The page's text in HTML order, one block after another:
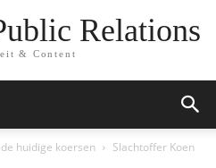
Relations
& Content
huidige koersen
Slachtoffer Koen